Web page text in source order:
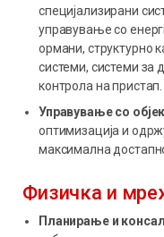
специјализирани
управување со
ормани, структурно
системи, системи за
контрола на пристап.
Управување со
оптимизација и
максимална
Физичка и
Планирање и